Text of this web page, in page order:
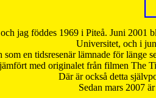
jag föddes 1969 i Piteå. Juni
Universitet, och i
en tidsresenär lämnade för länge
med originalet från filmen The
Där är också detta
Sedan mars 2007